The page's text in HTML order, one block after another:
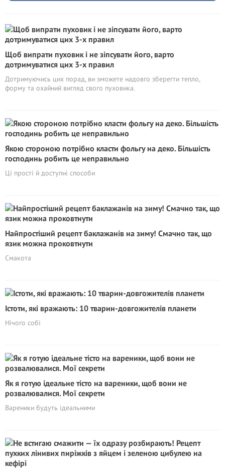
Щоб випрати пуховик і не зіпсувати його, варто
дотримуватися цих 3-х правил
Дотримуючись цих порад, ви зможете надовго зберегти тепло,
форму та охайний вигляд свого пуховика.
Якою стороною потрібно класти фольгу на деко. Більшість
господинь робить це неправильно
Ці прості й доступні способи
Найпростіший рецепт баклажанів на зиму! Смачно так, що
язик можна проковтнути
Смакота
Істоти, які вражають: 10 тварин-довгожителів планети
Нічого собі
Як я готую ідеальне тісто на вареники, щоб вони не
розвалювалися. Мої секрети
Вареники будуть ідеальними